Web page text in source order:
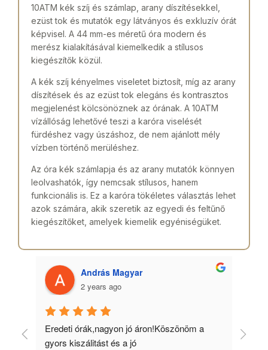
10ATM kék szíj és számlap, arany díszítésekkel,
ezüst tok és mutatók egy látványos és exkluzív órát
képvisel. A 44 mm-es méretű óra modern és
merész kialakításával kiemelkedik a stílusos
kiegészítők közül.
A kék szíj kényelmes viseletet biztosít, míg az arany
díszítések és az ezüst tok elegáns és kontrasztos
megjelenést kölcsönöznek az órának. A 10ATM
vízállóság lehetővé teszi a karóra viselését
fürdéshez vagy úszáshoz, de nem ajánlott mély
vízben történő merüléshez.
Az óra kék számlapja és az arany mutatók könnyen
leolvashatók, így nemcsak stílusos, hanem
funkcionális is. Ez a karóra tökéletes választás lehet
azok számára, akik szeretik az egyedi és feltűnő
kiegészítőket, amelyek kiemelik egyéniségüket.
András Magyar
2 years ago
Eredeti órák,nagyon jó áron!Köszönöm a
gyors kiszálitást és a jó